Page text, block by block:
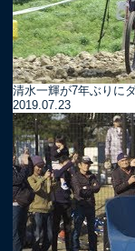
清水一輝が7年ぶりに
2019.07.23